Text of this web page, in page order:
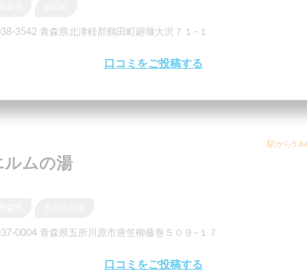
3542 青森県北津軽郡鶴田町廻堰大沢７１−１
口コミをご投稿する
駅から
ルムの湯
0004 青森県五所川原市唐笠柳藤巻５０９−１７
口コミをご投稿する